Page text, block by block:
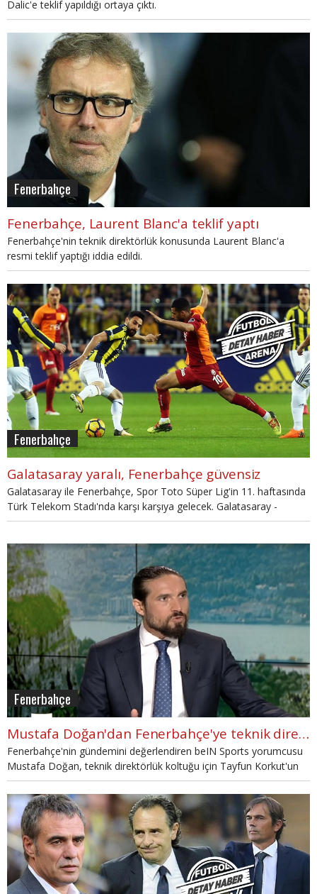
Dalic'e teklif yapıldığı ortaya çıktı.
Fenerbahçe
Fenerbahçe, Laurent Blanc'a teklif yaptı
Fenerbahçe'nin teknik direktörlük konusunda Laurent Blanc'a
resmi teklif yaptığı iddia edildi.
Fenerbahçe
Galatasaray yaralı, Fenerbahçe güvensiz
Galatasaray ile Fenerbahçe, Spor Toto Süper Lig'in 11. haftasında
Türk Telekom Stadı'nda karşı karşıya gelecek. Galatasaray -
Fenerbahçe derbisi öncesinde iki takımın da türlü türlü problemleri
de iki takımın da sorunları büyük.
Fenerbahçe
Mustafa Doğan'dan Fenerbahçe'ye teknik direktör tavsiyesi
Fenerbahçe'nin gündemini değerlendiren beIN Sports yorumcusu
Mustafa Doğan, teknik direktörlük koltuğu için Tayfun Korkut'un
doğru isim olacağını söyledi.